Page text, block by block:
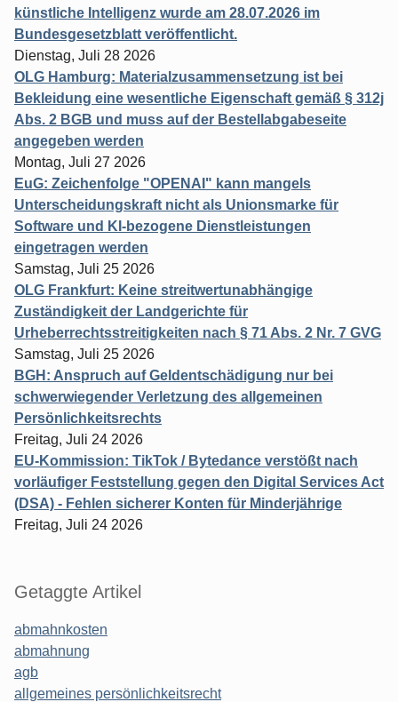
künstliche Intelligenz wurde am 28.07.2026 im
Bundesgesetzblatt veröffentlicht.
Dienstag, Juli 28 2026
OLG Hamburg: Materialzusammensetzung ist bei
Bekleidung eine wesentliche Eigenschaft gemäß § 312j
Abs. 2 BGB und muss auf der Bestellabgabeseite
angegeben werden
Montag, Juli 27 2026
EuG: Zeichenfolge "OPENAI" kann mangels
Unterscheidungskraft nicht als Unionsmarke für
Software und KI-bezogene Dienstleistungen
eingetragen werden
Samstag, Juli 25 2026
OLG Frankfurt: Keine streitwertunabhängige
Zuständigkeit der Landgerichte für
Urheberrechtsstreitigkeiten nach § 71 Abs. 2 Nr. 7 GVG
Samstag, Juli 25 2026
BGH: Anspruch auf Geldentschädigung nur bei
schwerwiegender Verletzung des allgemeinen
Persönlichkeitsrechts
Freitag, Juli 24 2026
EU-Kommission: TikTok / Bytedance verstößt nach
vorläufiger Feststellung gegen den Digital Services Act
(DSA) - Fehlen sicherer Konten für Minderjährige
Freitag, Juli 24 2026
Getaggte Artikel
abmahnkosten
abmahnung
agb
allgemeines persönlichkeitsrecht